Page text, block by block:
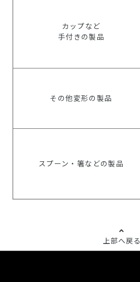
カップなど
手付きの製品
その他変形の製品
スプーン・箸などの製品
上部へ戻る